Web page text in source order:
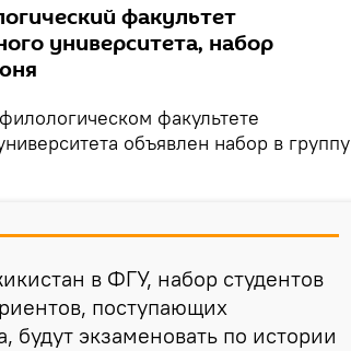
факультет
университета, набор
факультете
объявлен набор в группу
в ФГУ, набор студентов
поступающих
будут экзаменовать по истории